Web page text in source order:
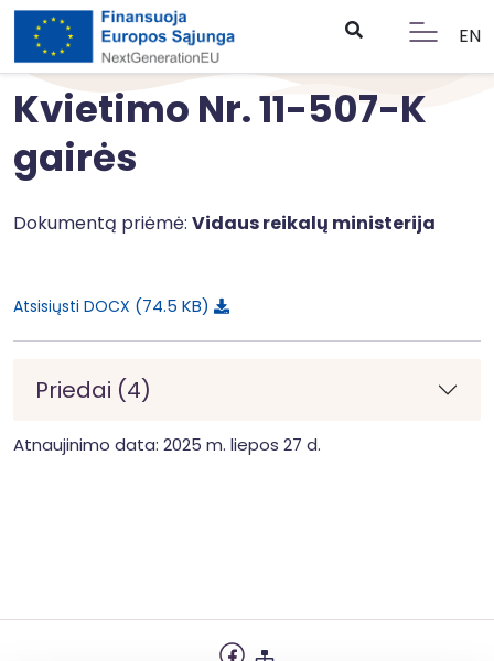
EN
Kvietimo Nr. 11-507-K
gairės
Dokumentą priėmė: Vidaus reikalų ministerija
Atsisiųsti DOCX 74.5 KB
Priedai (4)
Atnaujinimo data: 2025 m. liepos 27 d.